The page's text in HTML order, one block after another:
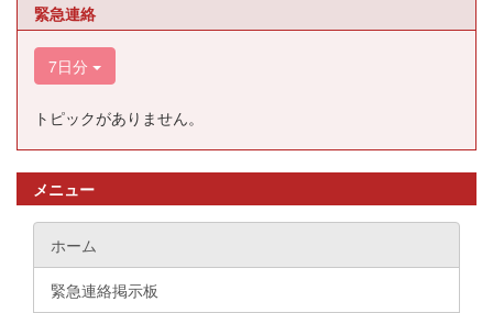
緊急連絡
7日分
トピックがありません。
メニュー
ホーム
緊急連絡掲示板